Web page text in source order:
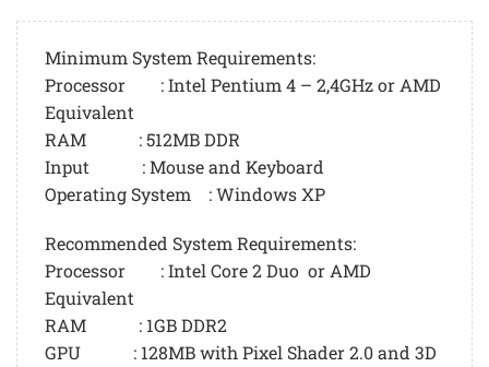
Minimum System Requirements:
Processor : Intel Pentium 4 – 2,4GHz or AMD
Equivalent
RAM : 512MB DDR
Input : Mouse and Keyboard
Operating System : Windows XP
Recommended System Requirements:
Processor : Intel Core 2 Duo or AMD
Equivalent
RAM : 1GB DDR2
GPU : 128MB with Pixel Shader 2.0 and 3D